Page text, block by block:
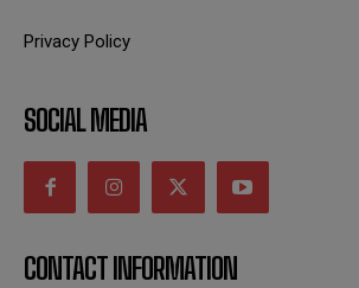
Privacy Policy
SOCIAL MEDIA
CONTACT INFORMATION